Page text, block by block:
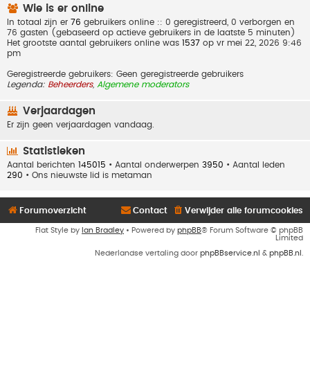
Wie is er online
In totaal zijn er 76 gebruikers online :: 0 geregistreerd, 0 verborgen en
76 gasten (gebaseerd op actieve gebruikers in de laatste 5 minuten)
Het grootste aantal gebruikers online was 1537 op vr mei 22, 2026 9:46
pm
Geregistreerde gebruikers: Geen geregistreerde gebruikers
Legenda: Beheerders, Algemene moderators
Verjaardagen
Er zijn geen verjaardagen vandaag.
Statistieken
Aantal berichten 145015 • Aantal onderwerpen 3950 • Aantal leden
290 • Ons nieuwste lid is metaman
Forumoverzicht Verwijder alle forumcookies
Contact
Flat Style by Ian Bradley • Powered by phpBB® Forum Software © phpBB
Limited
Nederlandse vertaling door phpBBservice.nl & phpBB.nl